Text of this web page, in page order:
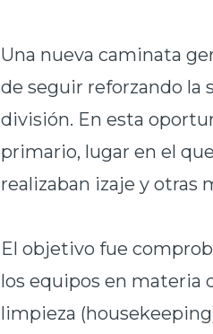
Una nueva caminata
de seguir reforzando la
división. En esta
primario, lugar en el
realizaban izaje y otras
Elobjetivo fue
los equipos en materia
limpieza